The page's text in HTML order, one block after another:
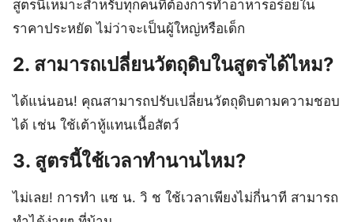
สูตรนี้เหมาะสำหรับทุกคนที่ต้องการทำอาหารอร่อยใน
ราคาประหยัด ไม่ว่าจะเป็นผู้ใหญ่หรือเด็ก
2. สามารถเปลี่ยนวัตถุดิบในสูตรได้ไหม?
ได้แน่นอน! คุณสามารถปรับเปลี่ยนวัตถุดิบตามความชอบ
ได้ เช่น ใช้เต้าหู้แทนเนื้อสัตว์
3. สูตรนี้ใช้เวลาทำนานไหม?
ไม่เลย! การทำ แซ น. วิ ช ใช้เวลาเพียงไม่กี่นาที สามารถ